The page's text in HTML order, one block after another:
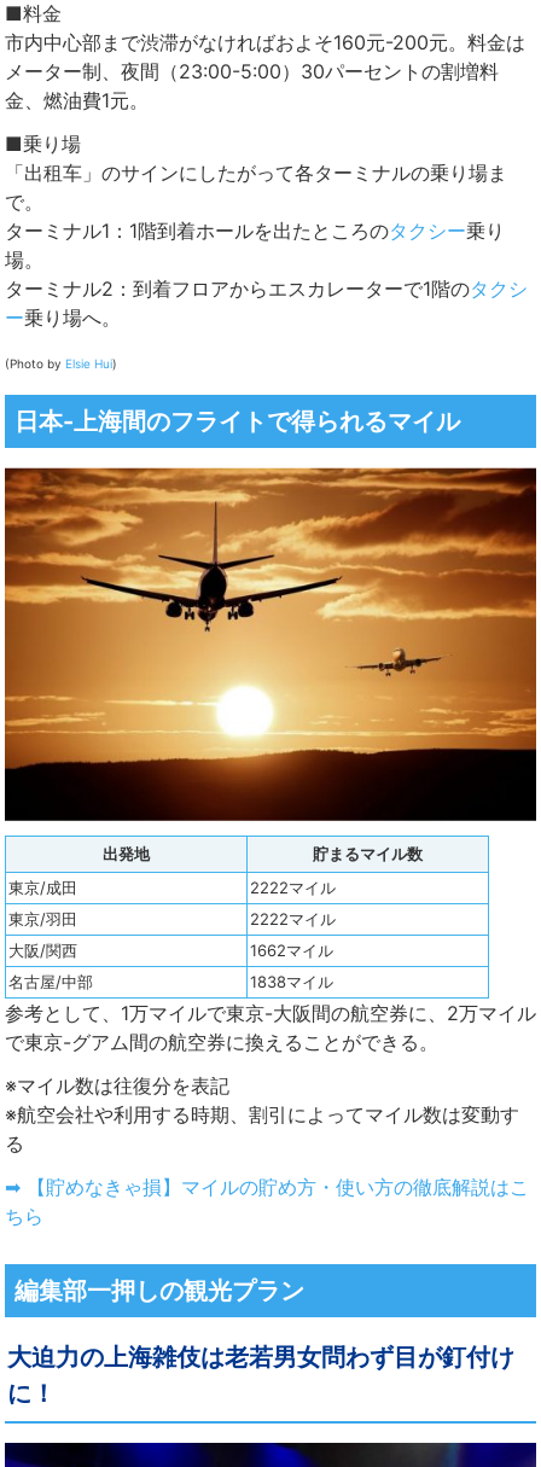
■料金
市内中心部まで渋滞がなければおよそ160元-200元。料金は
メーター制、夜間（23:00-5:00）30パーセントの割増料
金、燃油費1元。
■乗り場
「出租车」のサインにしたがって各ターミナルの乗り場ま
で。
ターミナル1：1階到着ホールを出たところのタクシー乗り
場。
ターミナル2：到着フロアからエスカレーターで1階のタクシ
ー乗り場へ。
(Photo by Elsie Hui)
日本-上海間のフライトで得られるマイル
出発地
貯まるマイル数
東京/成田
2222マイル
東京/羽田
2222マイル
大阪/関西
1662マイル
名古屋/中部
1838マイル
参考として、1万マイルで東京-大阪間の航空券に、2万マイル
で東京-グアム間の航空券に換えることができる。
※マイル数は往復分を表記
※航空会社や利用する時期、割引によってマイル数は変動す
る
➡ 【貯めなきゃ損】マイルの貯め方・使い方の徹底解説はこ
ちら
編集部一押しの観光プラン
大迫力の上海雑伎は老若男女問わず目が釘付け
に！